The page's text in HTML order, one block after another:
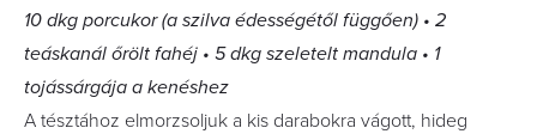
10 dkg porcukor (a szilva édességétől függően) • 2
teáskanál őrölt fahéj • 5 dkg szeletelt mandula • 1
tojássárgája a kenéshez
A tésztához elmorzsoljuk a kis darabokra vágott, hideg